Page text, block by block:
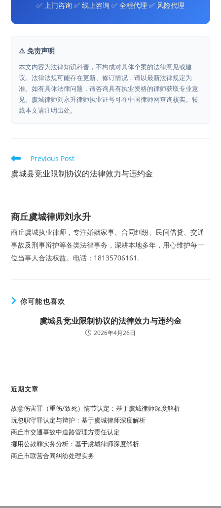
✅ 上门咨询 ✅ 线上咨询 ✅ 全程代理 ✅ 风险代理
⚠️ 免责声明
本文内容为法律知识科普，不构成对具体个案的法律意见或建
议。法律法规可能存在更新、修订情况，请以最新法律规定为
准。如有具体法律问题，请咨询具有执业资格的律师获取专业意
见。虞城律师刘永升律师执业证号可在中国律师网查询核实。转
载本文请注明出处。
Read
more
articles
Previous Post
虞城县竞业限制协议的法律效力与违约金
商丘虞城律师刘永升
商丘虞城执业律师，专注婚姻家事、合同纠纷、民间借贷、交通
事故及刑事辩护等各类法律事务，深耕本地多年，用心维护每一
位当事人合法权益。电话：18135706161.
你可能也喜欢
虞城县竞业限制协议的法律效力与违约金
2026年4月26日
近期文章
故意伤害罪（重伤/致死）情节认定：基于虞城律师深度解析
玩忽职守罪认定与辩护：基于虞城律师深度解析
商丘市交通事故中道路管理方责任认定
挪用公款罪实务分析：基于虞城律师深度解析
商丘市联营合同纠纷处理实务